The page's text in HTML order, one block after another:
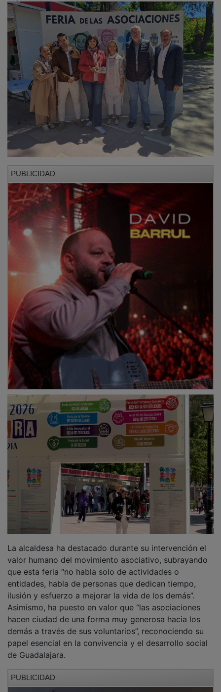
valor humano del movimiento asociativo, subrayando
que esta feria “no habla solo de actividades o
entidades, habla de personas que dedican tiempo,
ilusión y esfuerzo a mejorar la vida de los demás”.
Asimismo, ha puesto en valor que “las asociaciones
hacen ciudad de una forma muy generosa hacia los
demás a través de sus voluntarios”, reconociendo su
papel esencial en la convivencia y el desarrollo social
de Guadalajara.